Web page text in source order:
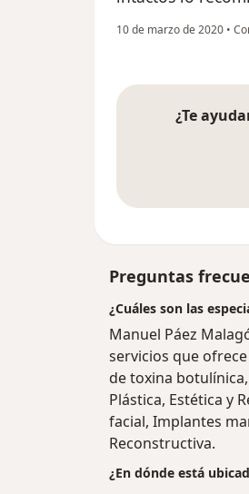
10 de marzo de 2020 •
¿Te
Preguntas
¿Cuáles son las
Manuel Páez
servicios que
de toxina
Plástica, Estética y
facial, Implantes
Reconstructiva.
¿En dónde está